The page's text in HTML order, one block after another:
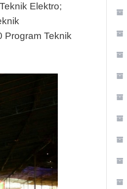
Elektro;
Program Teknik